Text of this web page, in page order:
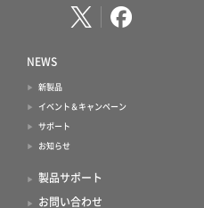
NEWS
新製品
イベント＆キャンペーン
サポート
お知らせ
製品サポート
お問い合わせ